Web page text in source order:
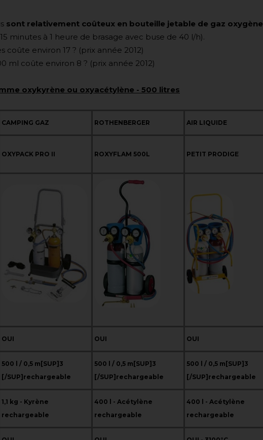
sont relativement coûteux en bouteille jetable de gaz oxygène
minutes à 1 heure de brasage avec buse de 40 l/h).
coûte environ 17 ? (prix année 2012)
ml coûte environ 8 ? (prix année 2012)
oxykyrène ou oxyacétylène - 500 litres
CAMPING GAZ ROTHENBERGER AIR LIQUIDE
OXYPACK PRO II ROXYFLAM 500L PETIT PRODIGE
OUI OUI OUI
500 l / 0,5 m[SUP]3
[/SUP]rechargeable
500 l / 0,5 m[SUP]3
[/SUP]rechargeable
500 l / 0,5 m[SUP]3
[/SUP]rechargeable
1,1 kg - Kyrène
rechargeable
400 l - Acétylène
rechargeable
400 l - Acétylène
rechargeable